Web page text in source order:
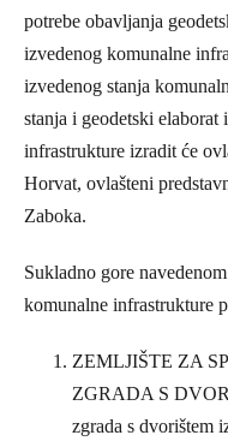
potrebe obavljanja
izvedenog komunalne
izvedenog stanja
stanja i geodetski elaborat
infrastrukture izradit će
Horvat, ovlašteni
Zaboka.
Sukladno gore
komunalne infrastrukture
ZEMLJIŠTE ZA
ZGRADA S
zgrada s dvorištem